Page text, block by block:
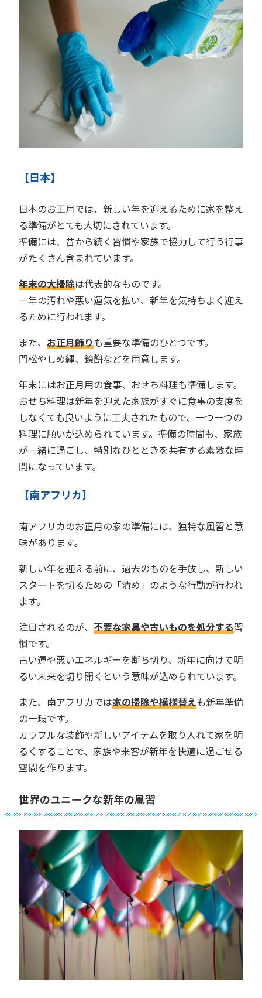
【日本】
日本のお正月では、新しい年を迎えるために家を整え
る準備がとても大切にされています。
準備には、昔から続く習慣や家族で協力して行う行事
がたくさん含まれています。
年末の大掃除は代表的なものです。
一年の汚れや悪い運気を払い、新年を気持ちよく迎え
るために行われます。
また、 お正月飾りも重要な準備のひとつです。
門松やしめ縄、鏡餅などを用意します。
年末にはお正月用の食事、おせち料理も準備します。
おせち料理は新年を迎えた家族がすぐに食事の支度を
しなくても良いように工夫されたもので、一つ一つの
料理に願いが込められています。準備の時間も、家族
が一緒に過ごし、特別なひとときを共有する素敵な時
間になっています。
【南アフリカ】
南アフリカのお正月の家の準備には、独特な風習と意
味があります。
新しい年を迎える前に、過去のものを手放し、新しい
スタートを切るための「清め」のような行動が行われ
ます。
注目されるのが、 不要な家具や古いものを処分する習
慣です。
古い運や悪いエネルギーを断ち切り、新年に向けて明
るい未来を切り開くという意味が込められています。
また、南アフリカでは家の掃除や模様替えも新年準備
の一環です。
カラフルな装飾や新しいアイテムを取り入れて家を明
るくすることで、家族や来客が新年を快適に過ごせる
空間を作ります。
世界のユニークな新年の風習